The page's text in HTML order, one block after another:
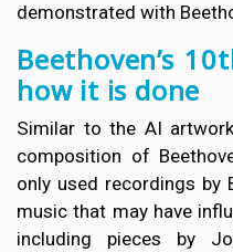
demonstrated with
Beethoven’s
how it is done
Similar to the AI
composition of
only used recordings by
music that may have
including pieces by